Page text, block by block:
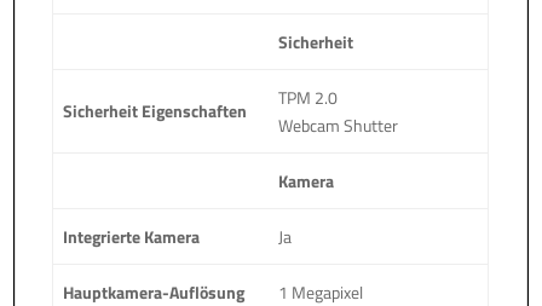
Sicherheit
Sicherheit Eigenschaften
TPM 2.0
Webcam Shutter
Kamera
Integrierte Kamera Ja
Hauptkamera-Auflösung 1 Megapixel